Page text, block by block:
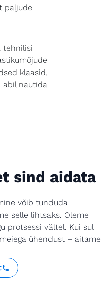
paljude
tehnilisi
klaasid,
abil nautida
sind aidata
võib tunduda
selle lihtsaks. Oleme
protsessi vältel. Kui sul
ühendust – aitame